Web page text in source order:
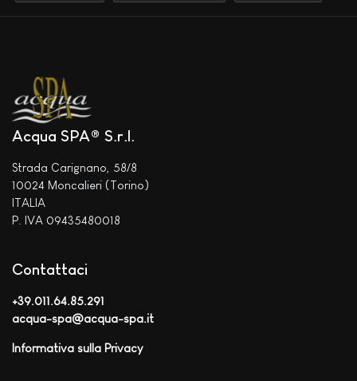
Acqua SPA® S.r.l.
Strada Carignano, 58/8
10024 Moncalieri (Torino)
ITALIA
P. IVA 09435480018
Contattaci
+39.011.64.85.291
acqua-spa@acqua-spa.it
Informativa sulla Privacy